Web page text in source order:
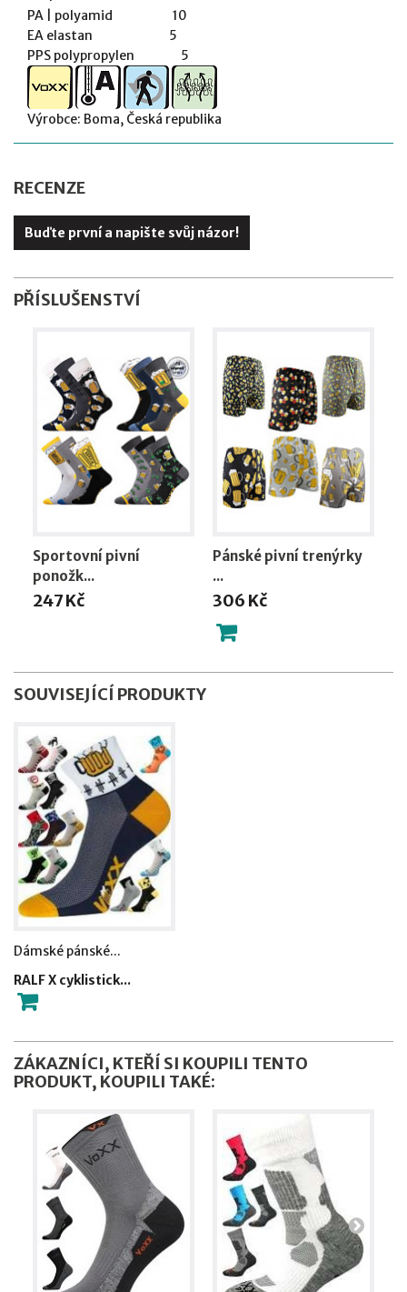
PA | polyamid 10
EA elastan 5
PPS polypropylen 5
Výrobce: Boma, Česká republika
RECENZE
Buďte první a napište svůj názor!
PŘÍSLUŠENSTVÍ
Sportovní pivní
ponožk...
247 Kč
Pánské pivní trenýrky
...
306 Kč
SOUVISEJÍCÍ PRODUKTY
Dámské pánské...
RALF X cyklistick...
ZÁKAZNÍCI, KTEŘÍ SI KOUPILI TENTO
PRODUKT, KOUPILI TAKÉ: